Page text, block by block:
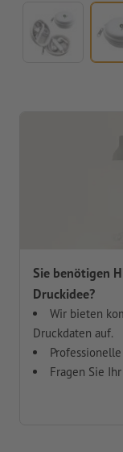
Sie benötigen
Druckidee?
Wir bieten
Druckdaten auf.
Fragen Sie